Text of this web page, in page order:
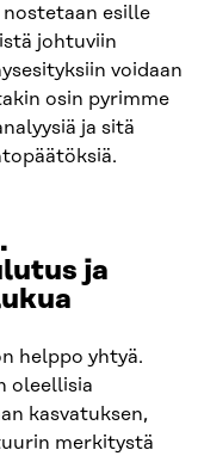
esille
johtuviin
voidaan
osin pyrimme
ja sitä
ja
helppo yhtyä.
oleellisia
kasvatuksen,
merkitystä